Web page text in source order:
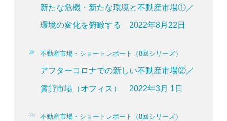
新たな危機・新たな環境と不動産市場①／
環境の変化を俯瞰する 2022年8月22日
不動産市場・ショートレポート（8回シリーズ）
アフターコロナでの新しい不動産市場②／
賃貸市場（オフィス） 2022年3月 1日
不動産市場・ショートレポート（8回シリーズ）